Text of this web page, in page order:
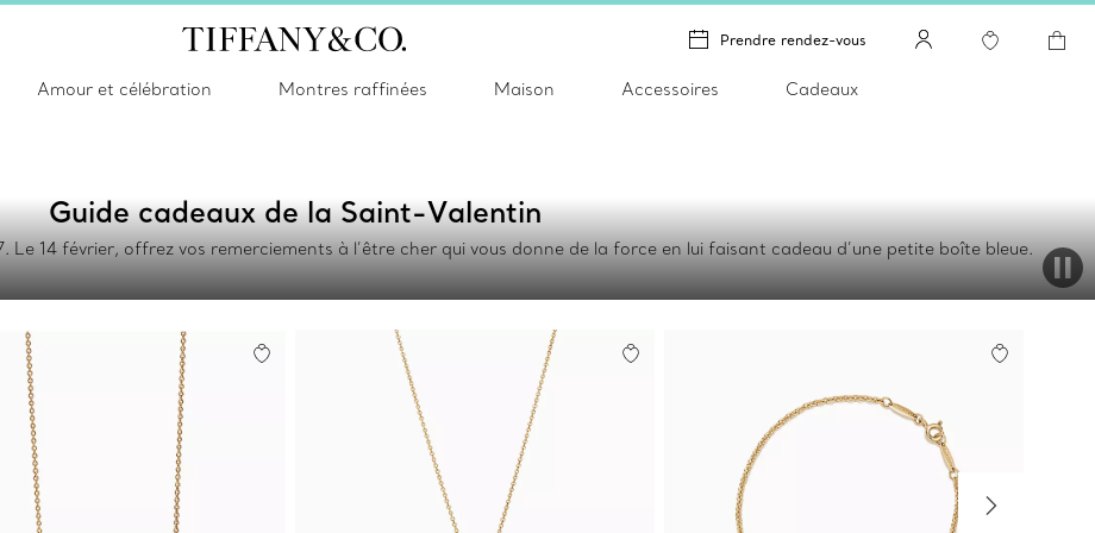
Prendre rendez-vous
Amour et célébration Montres raffinées Maison Accessoires Cadeaux
Guide cadeaux de la Saint-Valentin
Le 14 février, offrez vos remerciements à l’être cher qui vous donne de la force en lui faisant cadeau d’une petite boîte bleue.